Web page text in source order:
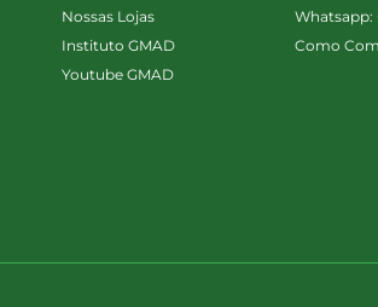
Nossas Lojas
Instituto GMAD
Youtube GMAD
Whatsapp:
Como